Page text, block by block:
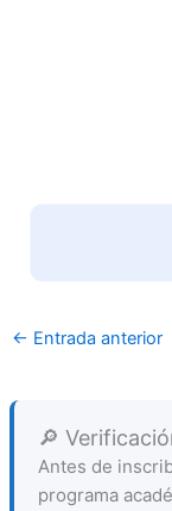
← Entrada anterior
🔎
Antes de
programa